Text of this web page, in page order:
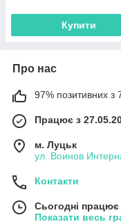
Купити
Про нас
97% позитивних з
Працює з
м. Луцьк
ул. Воинов
Контакти
Сьогодні
Показати весь